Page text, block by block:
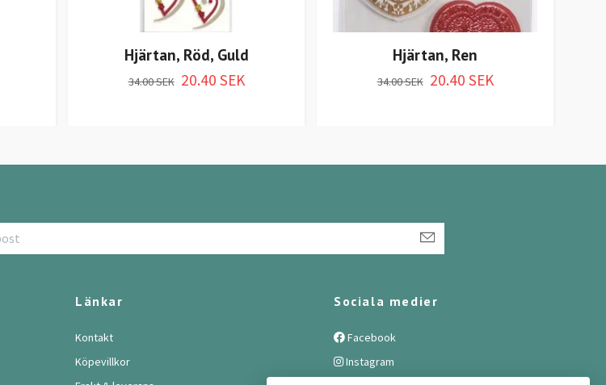
Hjärtan, Röd, Guld
34.00 SEK 20.40 SEK
Hjärtan, Ren
34.00 SEK 20.40 SEK
Länkar
Kontakt
Köpevillkor
Sociala medier
Facebook
Instagram